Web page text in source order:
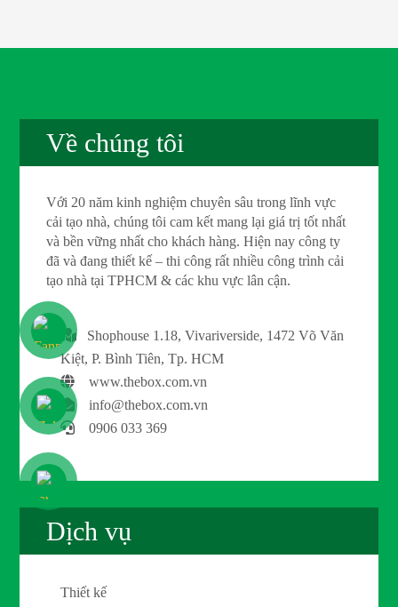
Về chúng tôi
Với 20 năm kinh nghiệm chuyên sâu trong lĩnh vực
cải tạo nhà, chúng tôi cam kết mang lại giá trị tốt nhất
và bền vững nhất cho khách hàng. Hiện nay công ty
đã và đang thiết kế – thi công rất nhiều công trình cải
tạo nhà tại TPHCM & các khu vực lân cận.
Shophouse 1.18, Vivariverside, 1472 Võ Văn
Kiệt, P. Bình Tiên, Tp. HCM
www.thebox.com.vn
info@thebox.com.vn
0906 033 369
Dịch vụ
Thiết kế